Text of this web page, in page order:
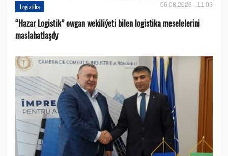
Logistika 06.08.2026 - 11:03
“Hazar Logistik” owgan wekiliýeti bilen logistika meselelerini
maslahatlaşdy